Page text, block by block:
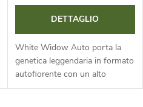
DETTAGLIO
White Widow Auto porta la
genetica leggendaria in formato
autofiorente con un alto
contenuto di THC. Famosa per